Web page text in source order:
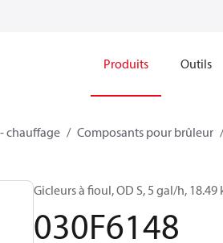
Produits Outils
chauffage Composants pour brûleur
Gicleurs à fioul, OD S, 5 gal/h, 18.49
030F6148